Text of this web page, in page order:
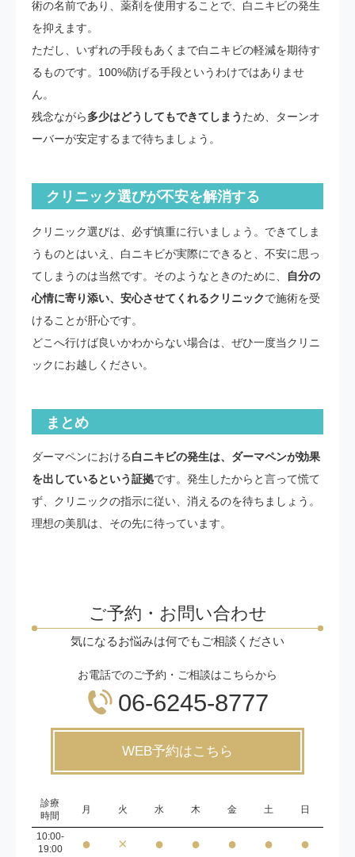
術の名前であり、薬剤を使用することで、白ニキビの発生
を抑えます。
ただし、いずれの手段もあくまで白ニキビの軽減を期待す
るものです。100%防げる手段というわけではありませ
ん。
残念ながら多少はどうしてもできてしまう ため、ターンオ
ーバーが安定するまで待ちましょう。
クリニック選びが不安を解消する
クリニック選びは、必ず慎重に行いましょう。できてしま
うものとはいえ、白ニキビが実際にできると、不安に思っ
てしまうのは当然です。そのようなときのために、
自分の
心情に寄り添い、安心させてくれるクリニックで施術を受
けることが肝心です。
どこへ行けば良いかわからない場合は、ぜひ一度当クリニ
ックにお越しください。
まとめ
ダーマペンにおける白ニキビの発生は、ダーマペンが効果
を出しているという証拠です。発生したからと言って慌て
ず、クリニックの指示に従い、消えるのを待ちましょう。
理想の美肌は、その先に待っています。
ご予約・お問い合わせ
気になるお悩みは何でもご相談ください
お電話でのご予約・ご相談はこちらから
06-6245-8777
WEB予約はこちら
診療
時間
月 火 水 木 金 土 日
10:00-
19:00
● × ● ● ● ● ●